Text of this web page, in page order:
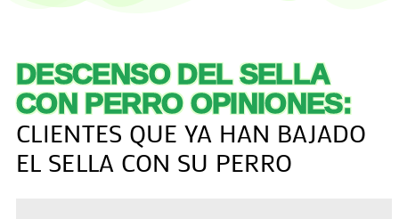
DESCENSO DEL SELLA
CON PERRO OPINIONES:
CLIENTES QUE YA HAN BAJADO
EL SELLA CON SU PERRO